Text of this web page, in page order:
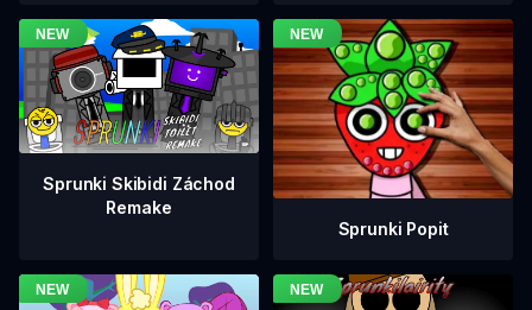
Sprunki Skibidi Záchod
Remake
Sprunki Popit